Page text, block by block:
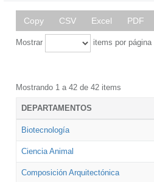
Copy CSV Excel PDF
Mostrar items por página
Mostrando 1 a 42 de 42 items
DEPARTAMENTOS
Biotecnología
Ciencia Animal
Composición Arquitectónica